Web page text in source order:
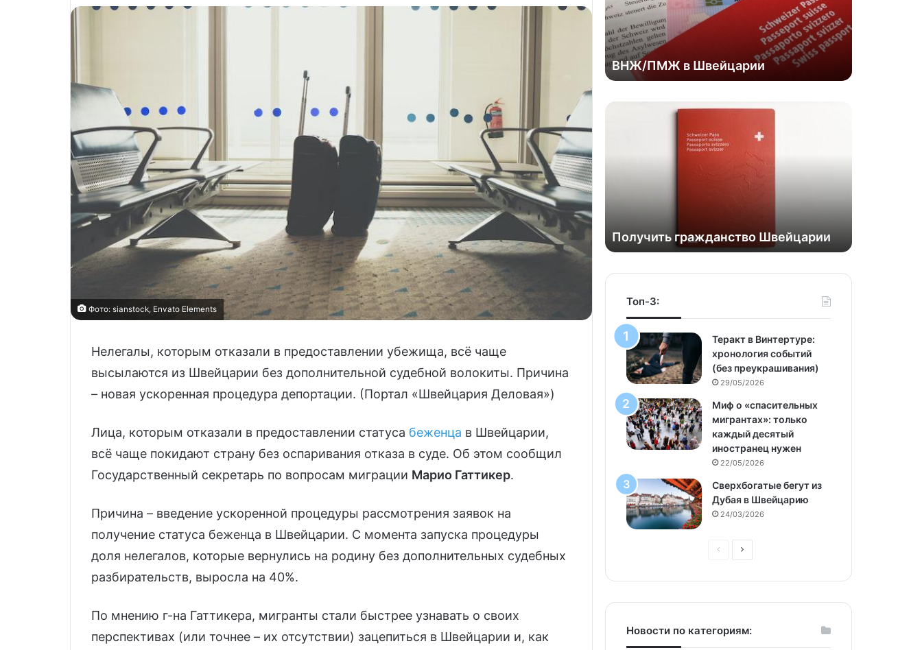
Фото: sianstock, Envato Elements
Нелегалы, которым отказали в предоставлении убежища, всё чаще
высылаются из Швейцарии без дополнительной судебной волокиты. Причина
– новая ускоренная процедура депортации. (Портал «Швейцария Деловая»)
Лица, которым отказали в предоставлении статуса беженца в Швейцарии,
всё чаще покидают страну без оспаривания отказа в суде. Об этом сообщил
Государственный секретарь по вопросам миграции Марио Гаттикер.
Причина – введение ускоренной процедуры рассмотрения заявок на
получение статуса беженца в Швейцарии. С момента запуска процедуры
доля нелегалов, которые вернулись на родину без дополнительных судебных
разбирательств, выросла на 40%.
По мнению г-на Гаттикера, мигранты стали быстрее узнавать о своих
перспективах (или точнее – их отсутствии) зацепиться в Швейцарии и, как
ВНЖ/ПМЖ в Швейцарии
Получить гражданство Швейцарии
Топ-3:
Теракт в Винтертуре:
хронология событий
(без преукрашивания)
29/05/2026
Миф о «спасительных
мигрантах»: только
каждый десятый
иностранец нужен
22/05/2026
Сверхбогатые бегут из
Дубая в Швейцарию
24/03/2026
Предыдущая
Следующая
Новости по категориям: